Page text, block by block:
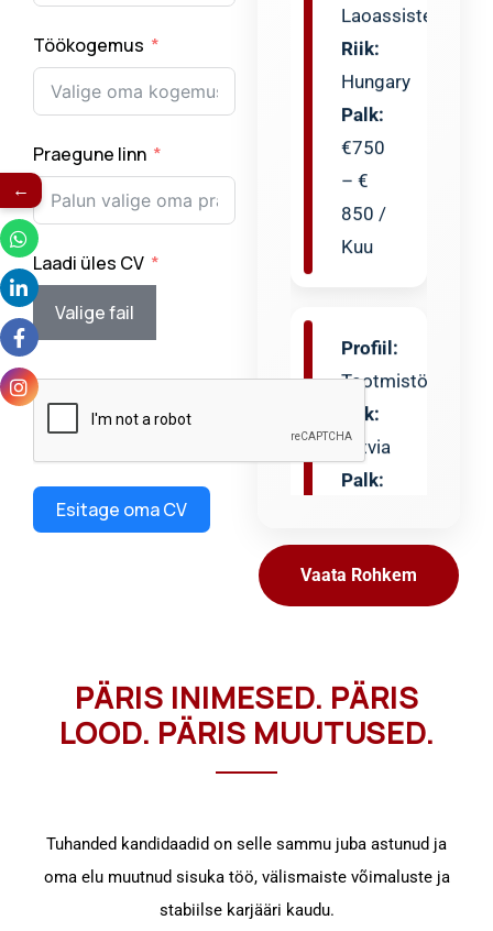
Töökogemus
Praegune linn
Laadi üles CV
Valige fail
Esitage oma CV
Hungary
Palk:
€750
– €
850 /
Kuu
Riik:
Latvia
Palk:
€750
– €
Kuu
Tehase
abiline
Country:
€750
– €
Vaata Rohkem
PÄRIS INIMESED. PÄRIS
LOOD. PÄRIS MUUTUSED.
Tuhanded kandidaadid on selle sammu juba astunud ja
oma elu muutnud sisuka töö, välismaiste võimaluste ja
stabiilse karjääri kaudu.
←